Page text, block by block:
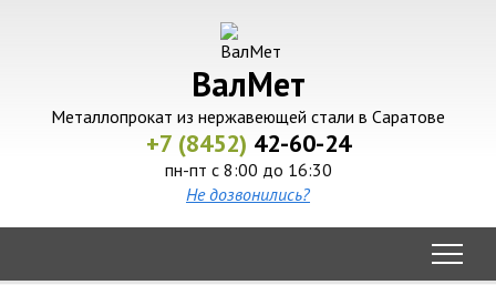
ВалМет
Металлопрокат из нержавеющей стали в Саратове
+7 (8452) 42-60-24
пн-пт с 8:00 до 16:30
Не дозвонились?